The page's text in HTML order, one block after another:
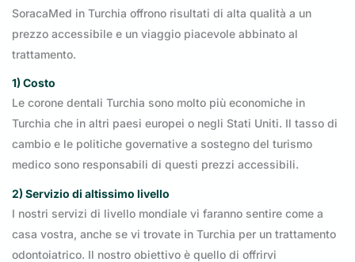
SoracaMed in Turchia offrono risultati di alta qualità a un
prezzo accessibile e un viaggio piacevole abbinato al
trattamento.
1) Costo
Le corone dentali Turchia sono molto più economiche in
Turchia che in altri paesi europei o negli Stati Uniti. Il tasso di
cambio e le politiche governative a sostegno del turismo
medico sono responsabili di questi prezzi accessibili.
2) Servizio di altissimo livello
I nostri servizi di livello mondiale vi faranno sentire come a
casa vostra, anche se vi trovate in Turchia per un trattamento
odontoiatrico. Il nostro obiettivo è quello di offrirvi